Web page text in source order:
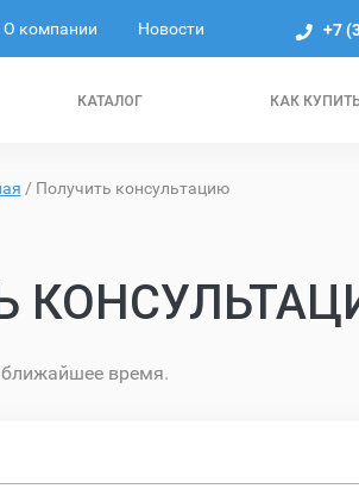
КАТАЛОГ КАК
О компании Новости +7
/ Получить консультацию
время.